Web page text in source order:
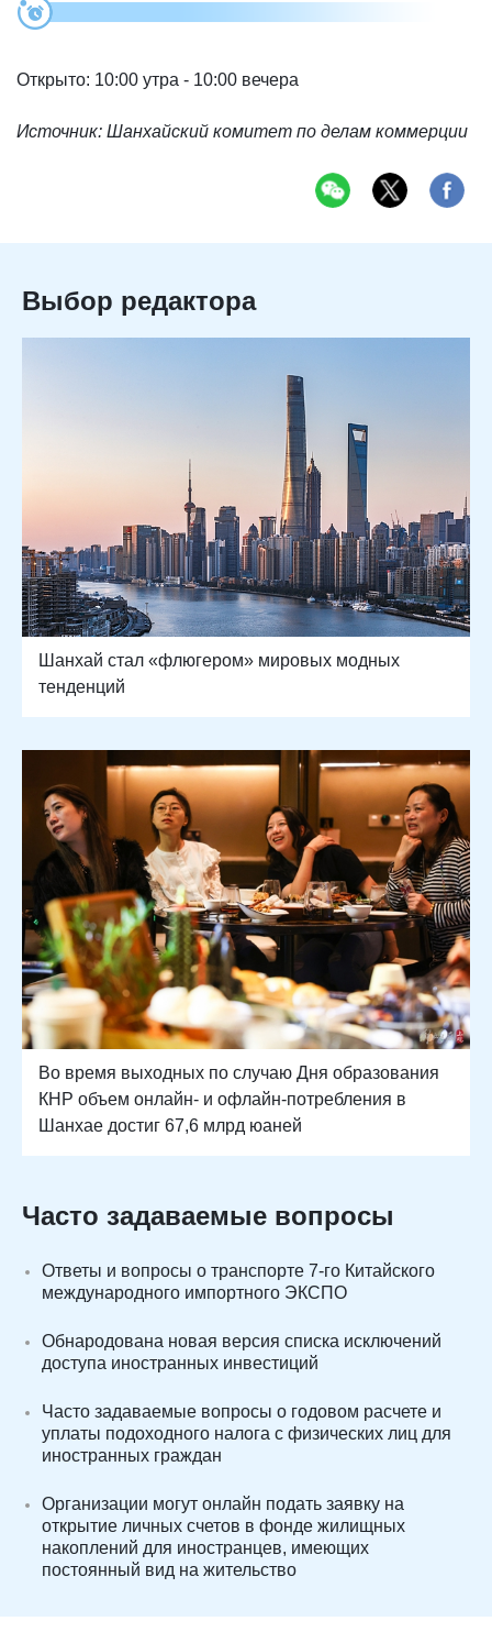
Открыто: 10:00 утра - 10:00 вечера
Источник: Шанхайский комитет по делам коммерции
Выбор редактора
Шанхай стал «флюгером» мировых модных
тенденций
Во время выходных по случаю Дня образования
КНР объем онлайн- и офлайн-потребления в
Шанхае достиг 67,6 млрд юаней
Часто задаваемые вопросы
Ответы и вопросы о транспорте 7-го Китайского
международного импортного ЭКСПО
Обнародована новая версия списка исключений
доступа иностранных инвестиций
Часто задаваемые вопросы о годовом расчете и
уплаты подоходного налога с физических лиц для
иностранных граждан
Организации могут онлайн подать заявку на
открытие личных счетов в фонде жилищных
накоплений для иностранцев, имеющих
постоянный вид на жительство